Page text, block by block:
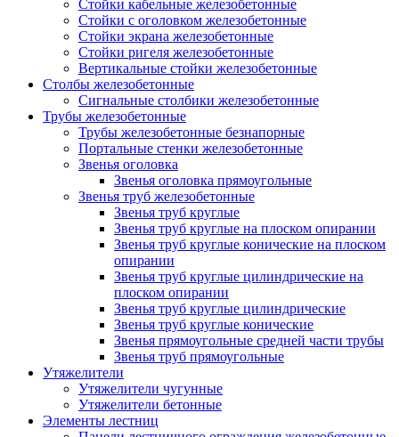
Стойки кабельные железобетонные
Стойки с оголовком железобетонные
Стойки экрана железобетонные
Стойки ригеля железобетонные
Вертикальные стойки железобетонные
Столбы железобетонные
Сигнальные столбики железобетонные
Трубы железобетонные
Трубы железобетонные безнапорные
Портальные стенки железобетонные
Звенья оголовка
Звенья оголовка прямоугольные
Звенья труб железобетонные
Звенья труб круглые
Звенья труб круглые на плоском опирании
Звенья труб круглые конические на плоском
опирании
Звенья труб круглые цилиндрические на
плоском опирании
Звенья труб круглые цилиндрические
Звенья труб круглые конические
Звенья прямоугольные средней части трубы
Звенья труб прямоугольные
Утяжелители
Утяжелители чугунные
Утяжелители бетонные
Элементы лестниц